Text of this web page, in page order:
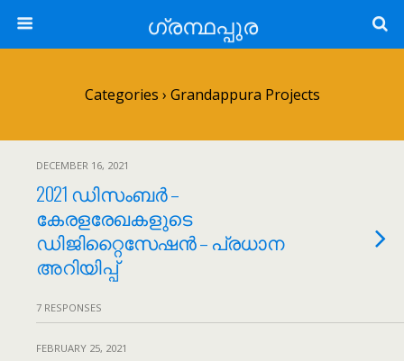
ഗ്രന്ഥപ്പുര
Categories › Grandappura Projects
DECEMBER 16, 2021
2021 ഡിസംബർ –
കേരളരേഖകളുടെ
ഡിജിറ്റൈസേഷൻ – പ്രധാന
അറിയിപ്പ്
7 RESPONSES
FEBRUARY 25, 2021